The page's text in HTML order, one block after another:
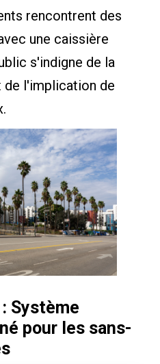
rencontrent des
une caissière
s'indigne de la
de l'implication de
: Système
pour les sans-